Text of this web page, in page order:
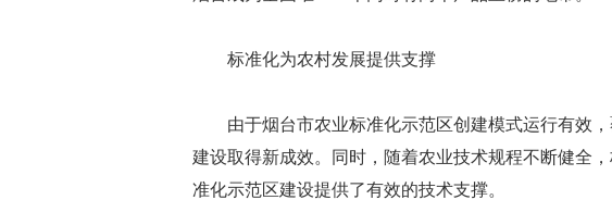
标准化为农村发展提供支撑
由于烟台市农业标准化示范区创建模式运行有效
建设取得新成效。同时，随着农业技术规程不断健全
准化示范区建设提供了有效的技术支撑。